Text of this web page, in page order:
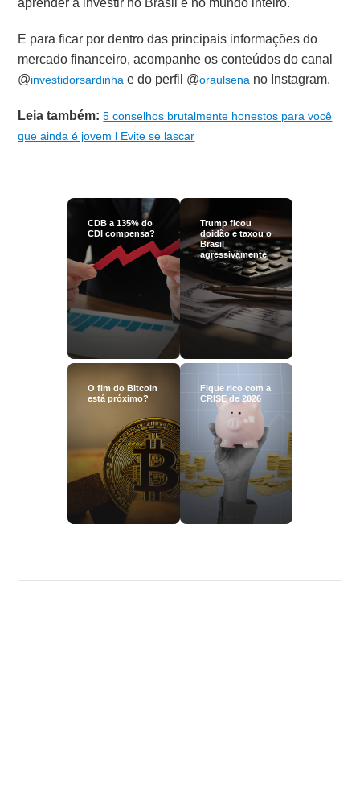
E para ficar por dentro das principais informações do
mercado financeiro, acompanhe os conteúdos do canal
@investidorsardinha e do perfil @oraulsena no Instagram.
Leia também:5 conselhos brutalmente honestos para você
que ainda é jovem l Evite se lascar
CDB a 135% do
CDI compensa?
Trump ficou
doidão e taxou o
Brasil
agressivamente
O fim do Bitcoin
está próximo?
Fique rico com a
CRISE de 2026